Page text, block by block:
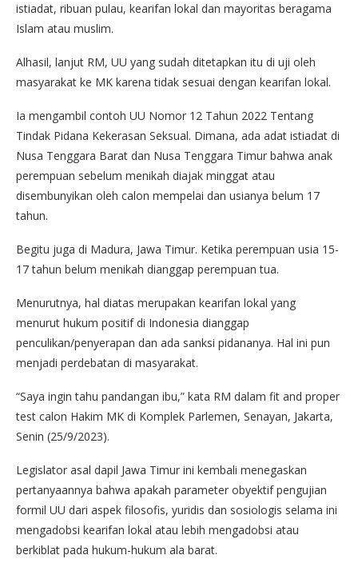
istiadat, ribuan pulau, kearifan lokal dan mayoritas beragama
Islam atau muslim.
Alhasil, lanjut RM, UU yang sudah ditetapkan itu di uji oleh
masyarakat ke MK karena tidak sesuai dengan kearifan lokal.
Ia mengambil contoh UU Nomor 12 Tahun 2022 Tentang
Tindak Pidana Kekerasan Seksual. Dimana, ada adat istiadat di
Nusa Tenggara Barat dan Nusa Tenggara Timur bahwa anak
perempuan sebelum menikah diajak minggat atau
disembunyikan oleh calon mempelai dan usianya belum 17
tahun.
Begitu juga di Madura, Jawa Timur. Ketika perempuan usia 15-
17 tahun belum menikah dianggap perempuan tua.
Menurutnya, hal diatas merupakan kearifan lokal yang
menurut hukum positif di Indonesia dianggap
penculikan/penyerapan dan ada sanksi pidananya. Hal ini pun
menjadi perdebatan di masyarakat.
“Saya ingin tahu pandangan ibu,” kata RM dalam fit and proper
test calon Hakim MK di Komplek Parlemen, Senayan, Jakarta,
Senin (25/9/2023).
Legislator asal dapil Jawa Timur ini kembali menegaskan
pertanyaannya bahwa apakah parameter obyektif pengujian
formil UU dari aspek filosofis, yuridis dan sosiologis selama ini
mengadobsi kearifan lokal atau lebih mengadobsi atau
berkiblat pada hukum-hukum ala barat.